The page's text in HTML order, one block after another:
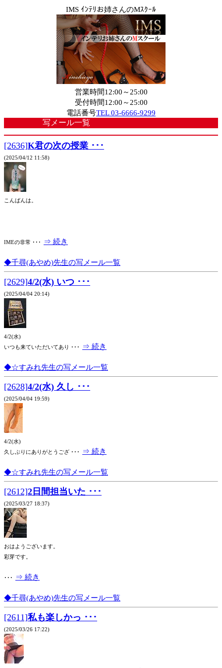
IMS ｲﾝﾃﾘお姉さんのMｽｸｰﾙ
営業時間12:00～25:00
受付時間12:00～25:00
電話番号TEL 03-6666-9299
写メール一覧
[2636]K君の次の授業 ･･･
(2025/04/12 11:58)
こんばんは。
IMEの非常 ･･･ ⇒ 続き
◆千尋(あやめ)先生の写メール一覧
[2629]4/2(水) いつ ･･･
(2025/04/04 20:14)
4/2(水)
いつも来ていただいてあり ･･･
⇒ 続き
◆☆すみれ先生の写メール一覧
[2628]4/2(水) 久し ･･･
(2025/04/04 19:59)
4/2(水)
久しぶりにありがとうござ ･･･
⇒ 続き
◆☆すみれ先生の写メール一覧
[2612]2日間担当いた ･･･
(2025/03/27 18:37)
おはようございます。
彩芽です。
･･･ ⇒ 続き
◆千尋(あやめ)先生の写メール一覧
[2611]私も楽しかっ ･･･
(2025/03/26 17:22)